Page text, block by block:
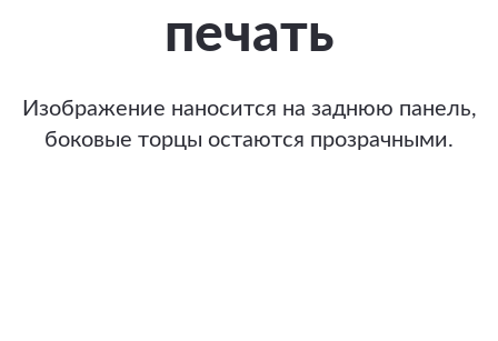
печать
Изображение наносится на заднюю панель,
боковые торцы остаются прозрачными.